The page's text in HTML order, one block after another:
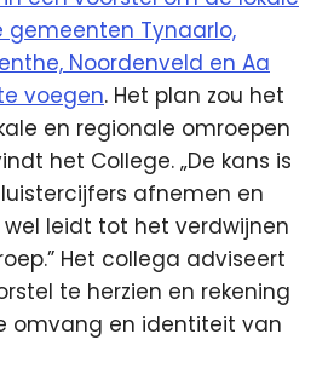
Tynaarlo,
Noordenveld en Aa
voegen. Het plan zou het
en regionale omroepen
het College. „De kans is
afnemen en
leidt tot het verdwijnen
Het collega adviseert
te herzien en rekening
omvang en identiteit van